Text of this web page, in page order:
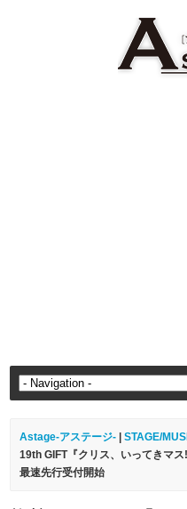
Astage-アステージ- |STAGE/
19th GIFT『クリス、いってきマ
最速先行受付開始